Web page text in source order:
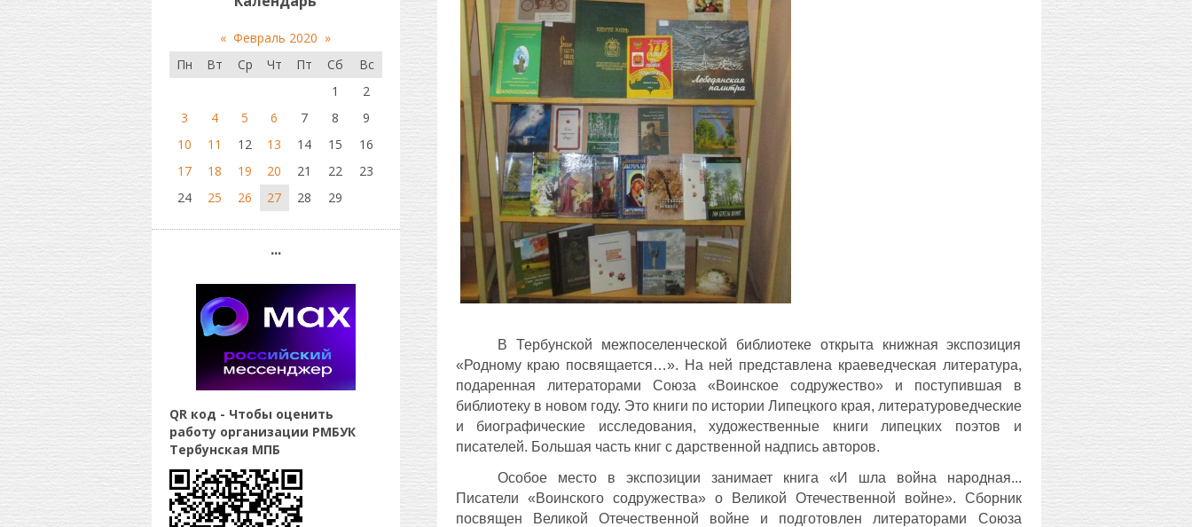
В Тербунской межпоселенческой библиотеке открыта книжная экспозиция
«Родному краю посвящается…». На ней представлена краеведческая литература,
подаренная литераторами Союза «Воинское содружество» и поступившая в
библиотеку в новом году. Это книги по истории Липецкого края, литературоведческие
и биографические исследования, художественные книги липецких поэтов и
писателей. Большая часть книг с дарственной надпись авторов.
Особое место в экспозиции занимает книга «И шла война народная...
Писатели «Воинского содружества» о Великой Отечественной войне».
Сборник
посвящен Великой Отечественной войне и подготовлен литераторами Союза
« Февраль 2020 »
Пн
Вт Ср Чт Пт Сб
Вс
1
2
3
4 5 6 7 8
9
10
11 12 13 14 15
16
17
18 19 20 21 22
23
24
25 26 27 28 29
...
QR код - Чтобы оценить
работу организации РМБУК
Тербунская МПБ